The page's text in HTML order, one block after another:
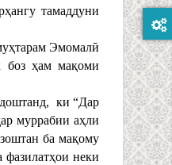
тамаддуни
Эмомалӣ
боз ҳам мақоми
ки “Дар
муррабии аҳли
ба мақому
фазилатҳои неки